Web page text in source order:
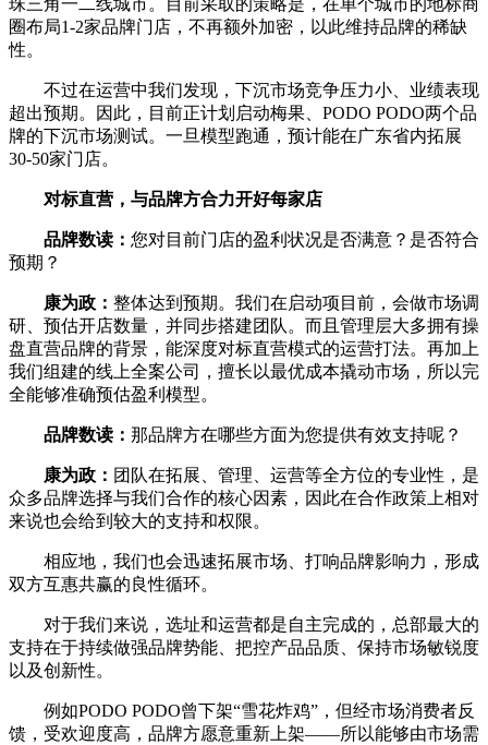
圈布局1-2家品牌门店，不再额外加密，以此维持品牌的稀缺
性。
不过在运营中我们发现，下沉市场竞争压力小、业绩表现
超出预期。因此，目前正计划启动梅果、PODO PODO两个品
牌的下沉市场测试。一旦模型跑通，预计能在广东省内拓展
30-50家门店。
对标直营，与品牌方合力开好每家店
品牌数读： 您对目前门店的盈利状况是否满意？是否符合
预期？
康为政： 整体达到预期。我们在启动项目前，会做市场调
研、预估开店数量，并同步搭建团队。而且管理层大多拥有操
盘直营品牌的背景，能深度对标直营模式的运营打法。再加上
我们组建的线上全案公司，擅长以最优成本撬动市场，所以完
全能够准确预估盈利模型。
品牌数读： 那品牌方在哪些方面为您提供有效支持呢？
康为政： 团队在拓展、管理、运营等全方位的专业性，是
众多品牌选择与我们合作的核心因素，因此在合作政策上相对
来说也会给到较大的支持和权限。
相应地，我们也会迅速拓展市场、打响品牌影响力，形成
双方互惠共赢的良性循环。
对于我们来说，选址和运营都是自主完成的，总部最大的
支持在于持续做强品牌势能、把控产品品质、保持市场敏锐度
以及创新性。
例如PODO PODO曾下架“雪花炸鸡”，但经市场消费者反
馈，受欢迎度高，品牌方愿意重新上架——所以能够由市场需